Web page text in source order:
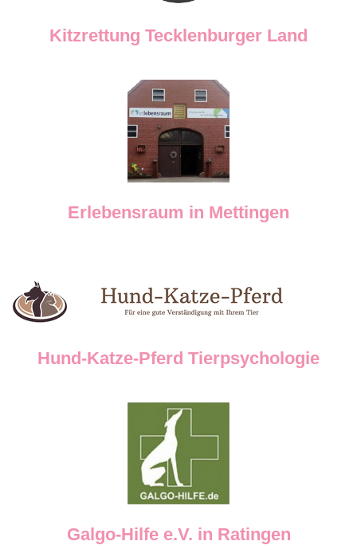
Kitzrettung Tecklenburger Land
Erlebensraum in Mettingen
Hund-Katze-Pferd Tierpsychologie
Galgo-Hilfe e.V. in Ratingen